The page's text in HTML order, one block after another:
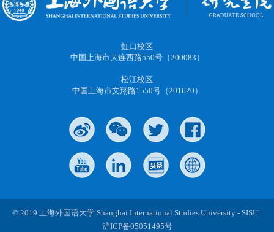
虹口校区
中国上海市大连西路550号（200083）
松江校区
中国上海市文翔路1550号（201620）
© 2019 上海外国语大学 Shanghai International Studies University - SISU |
沪ICP备05051495号